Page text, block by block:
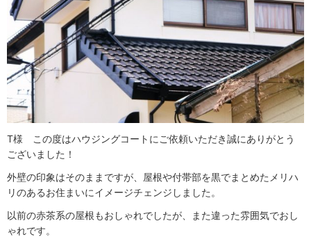
T様 この度はハウジングコートにご依頼いただき誠にありがとう
ございました！
外壁の印象はそのままですが、屋根や付帯部を黒でまとめたメリハ
リのあるお住まいにイメージチェンジしました。
以前の赤茶系の屋根もおしゃれでしたが、また違った雰囲気でおし
ゃれです。